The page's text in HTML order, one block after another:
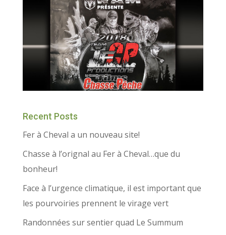
Recent Posts
Fer à Cheval a un nouveau site!
Chasse à l’orignal au Fer à Cheval…que du
bonheur!
Face à l’urgence climatique, il est important que
les pourvoiries prennent le virage vert
Randonnées sur sentier quad Le Summum